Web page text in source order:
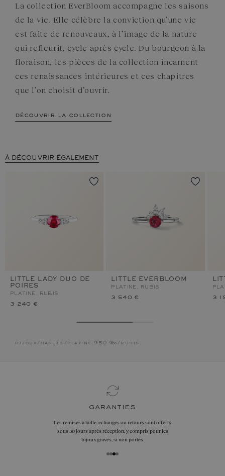
La collection EverBloom accompagne les saisons
de la vie. Elle célèbre la conviction qu’une vie
est faite de renouveaux, à l’image de la nature
qui refleurit, cycle après cycle. Du bourgeon à la
floraison, les pièces de la collection incarnent
ces renaissances intérieures et ces chapitres
que l’on choisit d’ouvrir.
découvrir la collection
À DÉCOUVRIR ÉGALEMENT
LITTLE LADY DUO DE
POIRES
PLATINE, RUBIS
3 240 €
LITTLE EVERBLOOM
PLATINE, RUBIS
3 540 € 3
bijoux / bagues / platine 950 ‰ / rubis
garanties
Les remises à taille, échanges ou retours sont offerts
sous 30 jours après réception, y compris pour les
bijoux gravés, si non portés.